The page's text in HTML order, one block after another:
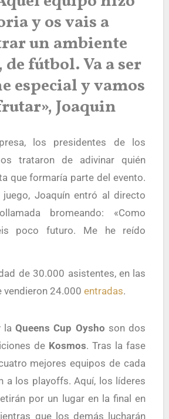
y os vais a
un ambiente
fútbol. Va a ser
especial y vamos
Joaquin
trataron de adivinar quién
que formaría parte del evento.
juego, Joaquín entró al directo
bromeando: «Como
poco futuro. Me he reído
de 30.000 asistentes, en las
vendieron 24.000 entradas.
laQueens Cup Oysho son dos
de Kosmos. Tras la fase
mejores equipos de cada
a los playoffs. Aquí, los líderes
por un lugar en la final en
que los demás lucharán